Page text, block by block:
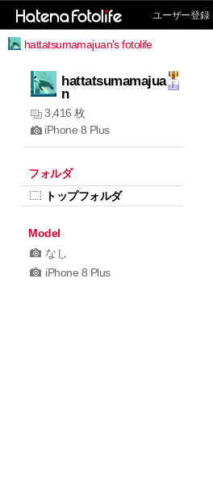
ユーザー登録
hattatsumamajuan's fotolife
hattatsumamajua
n
3,416 枚
iPhone 8 Plus
フォルダ
トップフォルダ
Model
なし
iPhone 8 Plus